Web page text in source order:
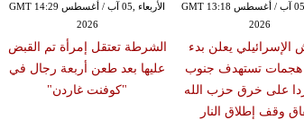
الأربعاء ,05 آب / أغسطس GMT 14:29
2026
الشرطة تعتقل إمرأة تم القبض
عليها بعد طعن أربعة رجال في
"كوفنت غاردن"
الأربعاء ,05 آب / أغسطس GMT 13:18
2026
الإسرائيلي يعلن بدء
هجمات تستهدف جنوب
ردا على خرق حزب الله
وقف إطلاق النار